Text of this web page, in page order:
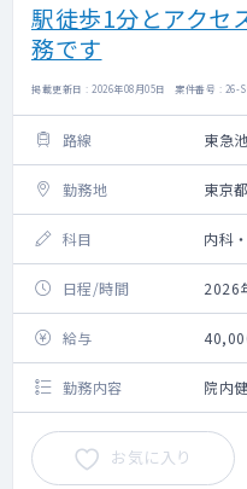
駅徒歩1分とアク
務です
掲載更新日 : 2026年08月05日 案件番号 : 26-
路線 東急
勤務地 東京
科目 内科
日程/時間 2026
給与
勤務内容 院内
お気に入り